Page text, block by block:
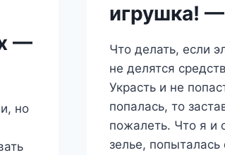
—
но
игрушка!
Что делать, если
не делятся
Украсть и не
попалась, то
пожалеть. Что я и
зелье,